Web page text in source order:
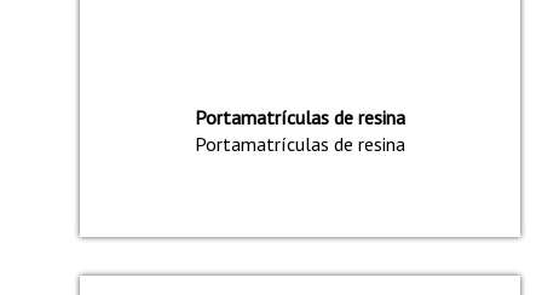
Portamatrículas de resina
Portamatrículas de resina